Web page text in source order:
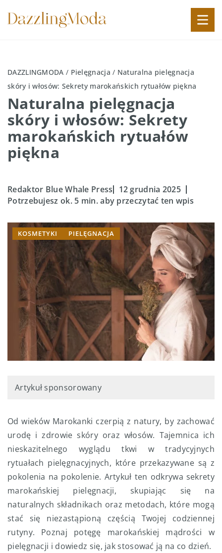
DAZZLINGMODA / Pielęgnacja / Naturalna pielęgnacja
skóry i włosów: Sekrety marokańskich rytuałów piękna
Naturalna pielęgnacja
skóry i włosów: Sekrety
marokańskich rytuałów
piękna
Redaktor Blue Whale Press
12 grudnia 2025
Potrzebujesz ok. 5 min. aby przeczytać ten wpis
KOSMETYKI PIELĘGNACJA
Artykuł sponsorowany
Od wieków Marokanki czerpią z natury, by zachować
urodę i zdrowie skóry oraz włosów. Tajemnica ich
nieskazitelnego wyglądu tkwi w tradycyjnych
rytuałach pielęgnacyjnych, które przekazywane są z
pokolenia na pokolenie. Artykuł ten odkrywa sekrety
marokańskiej pielęgnacji, skupiając się na
naturalnych składnikach oraz metodach, które mogą
stać się niezastąpioną częścią Twojej codziennej
rutyny. Poznaj potęgę marokańskiej mądrości w
pielęgnacji i dowiedz się, jak stosować ją na co dzień.